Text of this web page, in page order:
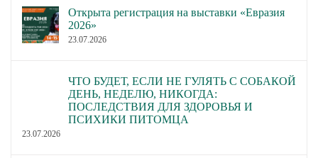
Открыта регистрация на выставки «Евразия
2026»
23.07.2026
ЧТО БУДЕТ, ЕСЛИ НЕ ГУЛЯТЬ С СОБАКОЙ
ДЕНЬ, НЕДЕЛЮ, НИКОГДА:
ПОСЛЕДСТВИЯ ДЛЯ ЗДОРОВЬЯ И
ПСИХИКИ ПИТОМЦА
23.07.2026